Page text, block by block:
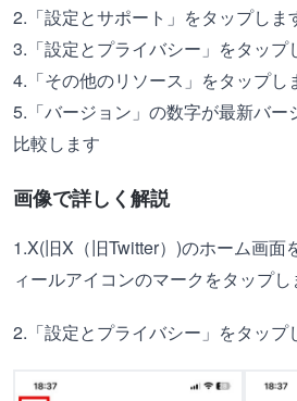
2.「設定とサポート」をタップしま
3.「設定とプライバシー」をタップ
4.「その他のリソース」をタップし
5.「バージョン」の数字が最新バー
比較します
画像で詳しく解説
1.X(旧X（旧Twitter）)のホーム画面
ィールアイコンのマークをタップし
2.「設定とプライバシー」をタップ